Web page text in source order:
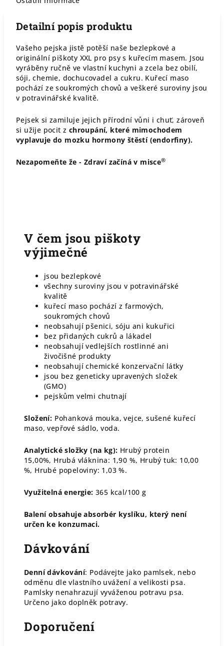
Detailní popis produktu
Vašeho pejska jistě potěší naše bezlepkové a
originální piškoty XXL pro psy s kuřecím masem. Jsou
vyráběny ručně ve vlastní kuchyni a zcela bez obilí,
sóji, chemie, dochucovadel a cukru. Kuřecí maso
pochází ze soukromých chovů a veškeré suroviny jsou
v potravinářské kvalitě.
Pejsek si zamiluje jejich přírodní vůni i chuť, zároveň
si užije pocit z chroupání, které mimochodem
vyplavuje do mozku hormony štěstí (endorfiny).
Nezapomeňte že - Zdraví začíná v misce®
V čem jsou piškoty
výjimečné
jsou bezlepkové
všechny suroviny jsou v potravinářské
kvalitě
kuřecí maso pochází z farmových,
soukromých chovů
neobsahují pšenici, sóju ani kukuřici
bez přidaných cukrů a lákadel
neobsahují vedlejších rostlinné ani
živočišné produkty
neobsahují chemické konzervační látky
jsou bez geneticky upravených složek
(GMO)
pejskům velmi chutnají
Složení: Pohanková mouka, vejce, sušené kuřecí
maso, vepřové sádlo, voda.
Analytické složky (na kg): Hrubý protein
15,00%, Hrubá vláknina: 1,90 %, Hrubý tuk: 10,00
%, Hrubé popeloviny: 1,03 %.
Využitelná energie: 365 kcal/100 g
Balení obsahuje absorbér kyslíku, který není
určen ke konzumaci.
Dávkování
Denní dávkování: Podávejte jako pamlsek, nebo
odměnu dle vlastního uvážení a velikosti psa.
Pamlsky nenahrazují vyváženou potravu psa.
Určeno jako doplněk potravy.
Doporučení